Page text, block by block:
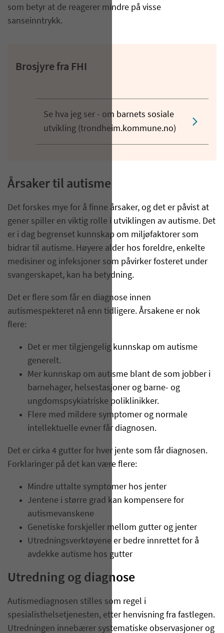
som betyr at de reagerer mindre på visse
sanseinntrykk.
Brosjyre fra FHI
Se hva jeg ser - om barnets sosiale
utvikling (trondheim.kommune.no)
Årsaker til autisme
Det forskes mye for å finne årsaker, og det er påvist at
gener spiller en viktig rolle i utviklingen av autisme. Det
er i dag begrenset kunnskap om miljøfaktorer som
bidrar til autisme. Høyere alder hos foreldre, enkelte
medisiner og infeksjoner som påvirker fosteret under
svangerskapet, kan ha betydning.
Det er flere som får en diagnose innen
autismespekteret nå enn tidligere. Årsakene er nok
flere:
Det er mer tilgjengelig kunnskap om autisme
generelt.
Mer kunnskap om autisme blant de som jobber i
barnehager, helsestasjoner og barne- og
ungdomspsykiatriske poliklinikker.
Flere med mildere symptomer og normale
intellektuelle evner får diagnosen.
Det er cirka 4 gutter for hver jente som får diagnosen.
Forklaringer på det kan være flere:
Mindre uttalte symptomer hos jenter
Jentene i større grad kan kompensere for
autismevanskene
Genetiske forskjeller mellom gutter og jenter
Utredningsverktøyene er bedre innrettet for å
avdekke autisme hos gutter
Utredning og diagnose
Autismediagnosen stilles som regel i
spesialisthelsetjenesten, etter henvisning fra fastlegen.
Utredningen innebærer systematiske observasjoner og